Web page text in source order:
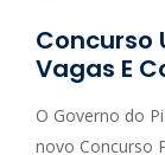
Concurso
Vagas E
O Governo do
novo Concurso